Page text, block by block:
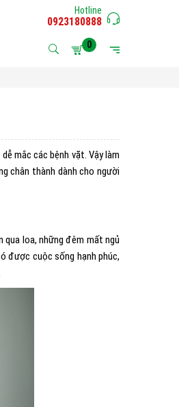
Hotline
0923180888
0
mắc các bệnh vặt. Vậy làm
chân thành dành cho người
loa, những đêm mất ngủ
được cuộc sống hạnh phúc,